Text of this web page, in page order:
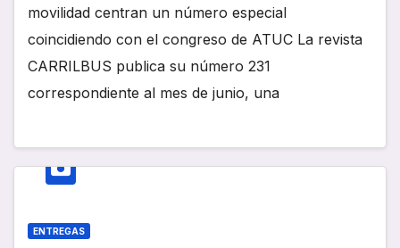
movilidad centran un número especial
coincidiendo con el congreso de ATUC La revista
CARRILBUS publica su número 231
correspondiente al mes de junio, una
ENTREGAS